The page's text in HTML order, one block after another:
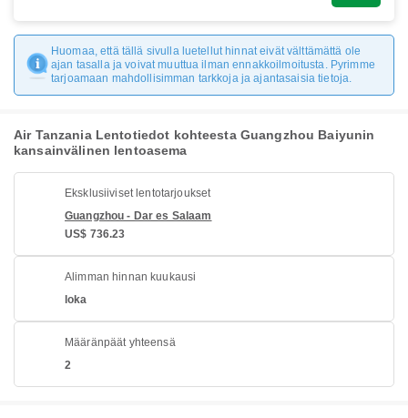
Huomaa, että tällä sivulla luetellut hinnat eivät välttämättä ole
ajan tasalla ja voivat muuttua ilman ennakkoilmoitusta. Pyrimme
tarjoamaan mahdollisimman tarkkoja ja ajantasaisia tietoja.
Air Tanzania Lentotiedot kohteesta Guangzhou Baiyunin
kansainvälinen lentoasema
Eksklusiiviset lentotarjoukset
Guangzhou - Dar es Salaam
US$ 736.23
Alimman hinnan kuukausi
loka
Määränpäät yhteensä
2